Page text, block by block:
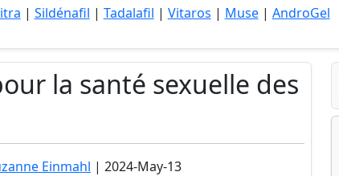
| Sildénafil | Tadalafil | Vitaros | Muse| AndroGel
la santé sexuelle des
Einmahl | 2024-May-13